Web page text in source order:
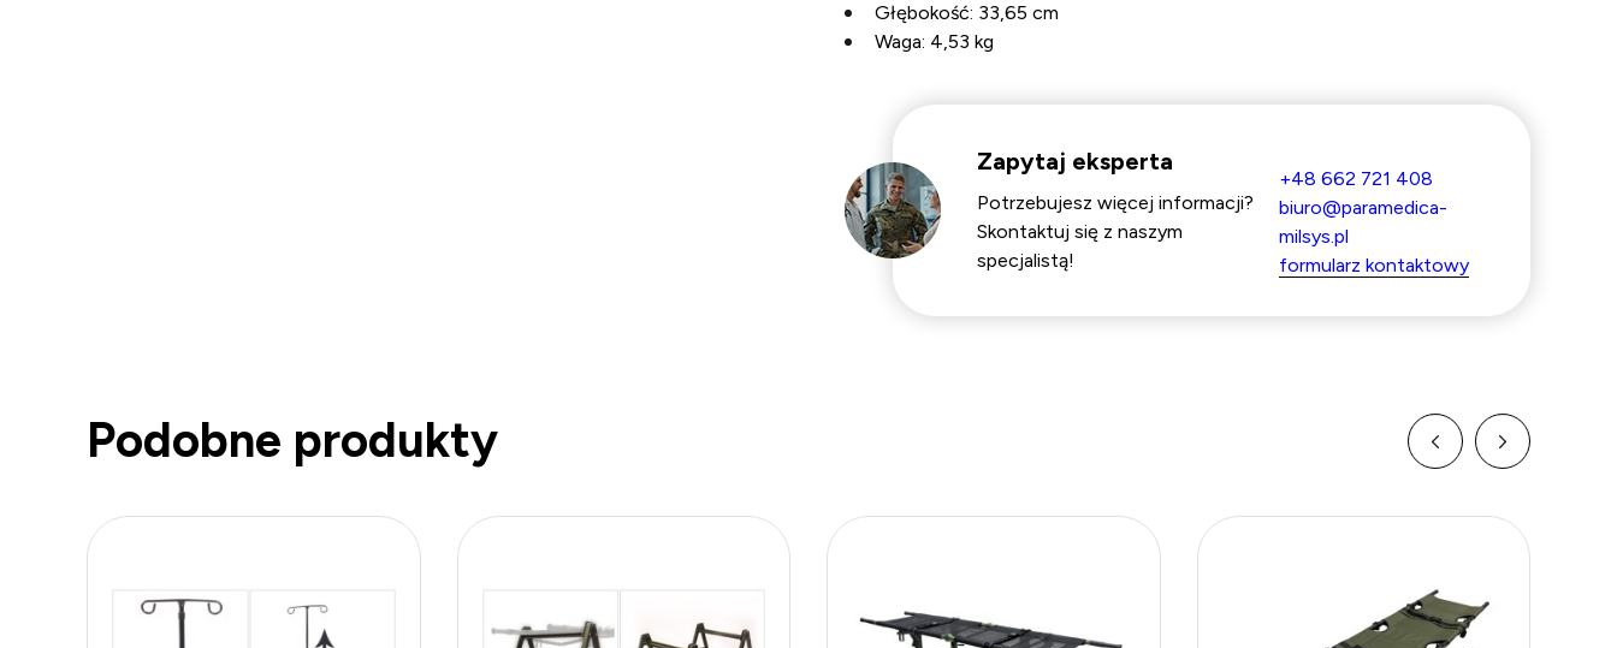
Głębokość: 33,65 cm
Waga: 4,53 kg
Zapytaj eksperta
Potrzebujesz więcej informacji?
Skontaktuj się z naszym
specjalistą!
+48 662 721 408
biuro@paramedica-
milsys.pl
formularz kontaktowy
Podobne produkty